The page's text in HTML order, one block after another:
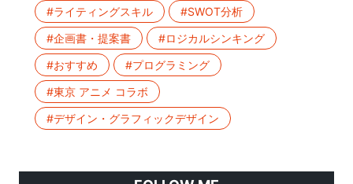
#ライティングスキル
#SWOT分析
#企画書・提案書
#ロジカルシンキング
#おすすめ
#プログラミング
#東京 アニメ コラボ
#デザイン・グラフィックデザイン